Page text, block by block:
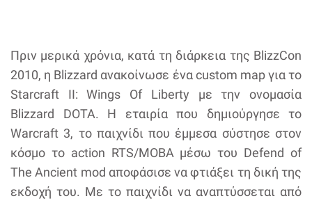
Πριν μερικά χρόνια, κατά τη διάρκεια της BlizzCon
2010, η Blizzard ανακοίνωσε ένα custom map για το
Starcraft II: Wings Of Liberty με την ονομασία
Blizzard DOTA. Η εταιρία που δημιούργησε το
Warcraft 3, το παιχνίδι που έμμεσα σύστησε στον
κόσμο το action RTS/MOBA μέσω του Defend of
The Ancient mod αποφάσισε να φτιάξει τη δική της
εκδοχή του. Με το παιχνίδι να αναπτύσσεται από